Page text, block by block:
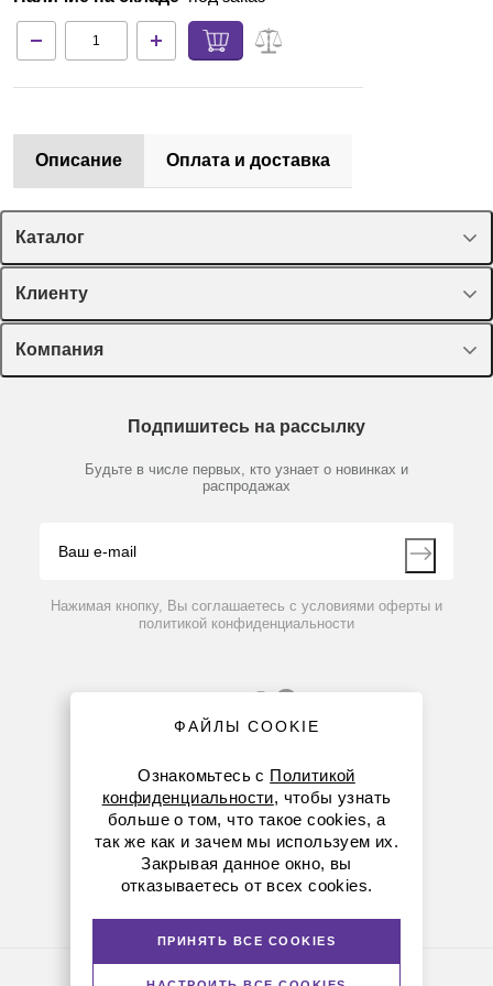
Описание Оплата и доставка
Каталог
Спецпредложения
Оборудование, приборы
Пластик, стекло, принадлежности
Химические реактивы, препараты, наборы
Производители
Клиенту
Лекторий Диаэм
Доставка и оплата
Мобильное приложение
Компания
Партнеры
Контакты
Подпишитесь на рассылку
Будьте в числе первых, кто узнает о новинках и
распродажах
Нажимая кнопку, Вы соглашаетесь с условиями оферты и
политикой конфиденциальности
8 (800) 234-05-08
8-863-303-55-00
ФАЙЛЫ COOKIE
Ознакомьтесь с Политикой
конфиденциальности, чтобы узнать
больше о том, что такое cookies, а
так же как и зачем мы используем их.
Закрывая данное окно, вы
отказываетесь от всех cookies.
ПРИНЯТЬ ВСЕ COOKIES